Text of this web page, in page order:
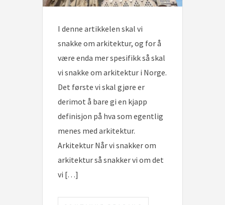
I denne artikkelen skal vi
snakke om arkitektur, og for å
være enda mer spesifikk så skal
vi snakke om arkitektur i Norge.
Det første vi skal gjøre er
derimot å bare gi en kjapp
definisjon på hva som egentlig
menes med arkitektur.
Arkitektur Når vi snakker om
arkitektur så snakker vi om det
vi […]